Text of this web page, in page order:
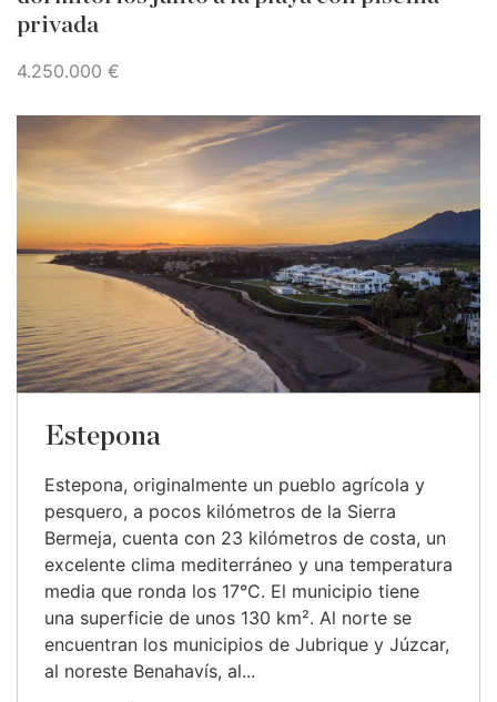
privada
4.250.000 €
Estepona
Estepona, originalmente un pueblo agrícola y
pesquero, a pocos kilómetros de la Sierra
Bermeja, cuenta con 23 kilómetros de costa, un
excelente clima mediterráneo y una temperatura
media que ronda los 17°C. El municipio tiene
una superficie de unos 130 km². Al norte se
encuentran los municipios de Jubrique y Júzcar,
al noreste Benahavís, al...